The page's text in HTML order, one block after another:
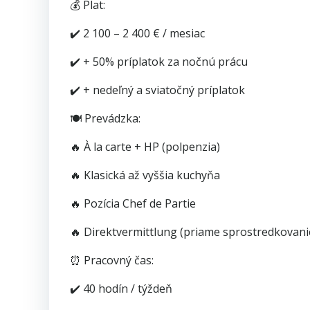
💰 Plat:
✔️ 2 100 – 2 400 € / mesiac
✔️ + 50% príplatok za nočnú prácu
✔️ + nedeľný a sviatočný príplatok
🍽️ Prevádzka:
🔥 À la carte + HP (polpenzia)
🔥 Klasická až vyššia kuchyňa
🔥 Pozícia Chef de Partie
🔥 Direktvermittlung (priame
⏰ Pracovný čas:
✔️ 40 hodín / týždeň